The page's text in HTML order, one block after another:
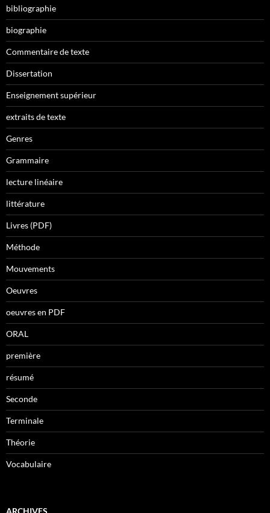
bibliographie
biographie
Commentaire de texte
Dissertation
Enseignement supérieur
extraits de texte
Genres
Grammaire
lecture linéaire
littérature
Livres (PDF)
Méthode
Mouvements
Oeuvres
oeuvres en PDF
ORAL
première
résumé
Seconde
Terminale
Théorie
Vocabulaire
ARCHIVES